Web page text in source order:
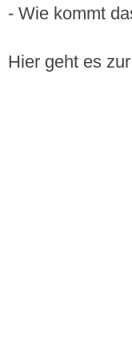
- Wie kommt
Hier geht es